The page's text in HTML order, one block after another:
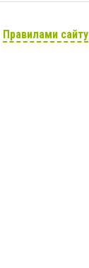
Правилами сайту